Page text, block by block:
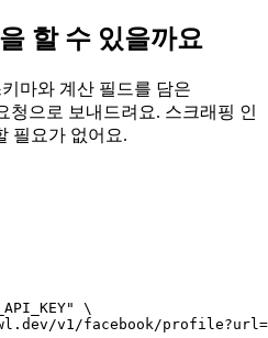
할 수 있을까요
마와 계산 필드를 담은
청으로 보내드려요. 스크래핑 인
필요가 없어요.
\
v1/facebook/